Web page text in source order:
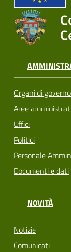
Organi di governo
Aree
Uffici
Politici
Personale
Documenti e dati
NOVITÀ
Notizie
Comunicati